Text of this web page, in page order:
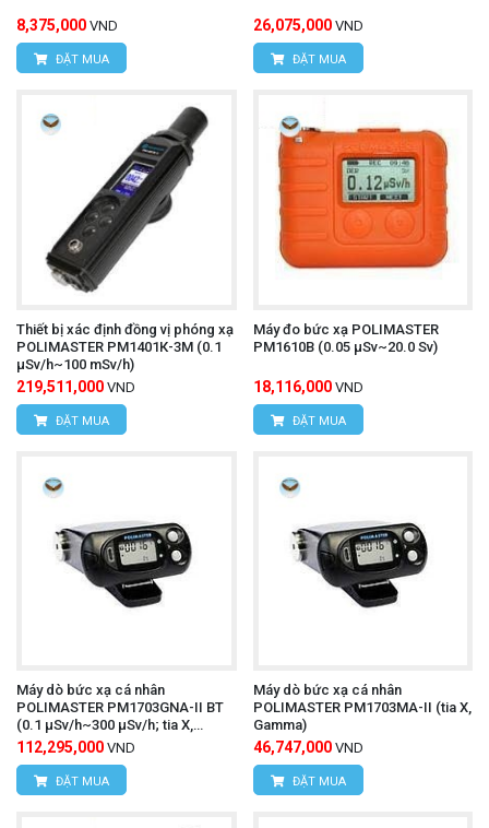
8,375,000 VND
ĐẶT MUA
26,075,000 VND
ĐẶT MUA
Thiết bị xác định đồng vị phóng xạ
POLIMASTER РМ1401К-3M (0.1
μSv/h~100 mSv/h)
219,511,000 VND
ĐẶT MUA
Máy đo bức xạ POLIMASTER
РМ1610B (0.05 μSv~20.0 Sv)
18,116,000 VND
ĐẶT MUA
Máy dò bức xạ cá nhân
POLIMASTER РМ1703GNA-II ВT
(0.1 µSv/h~300 µSv/h; tia X,
gamma)
112,295,000 VND
ĐẶT MUA
Máy dò bức xạ cá nhân
POLIMASTER PM1703MA-II (tia X,
Gamma)
46,747,000 VND
ĐẶT MUA